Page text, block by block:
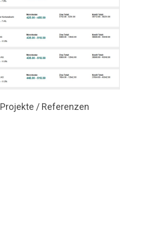
Projekte / Referenzen